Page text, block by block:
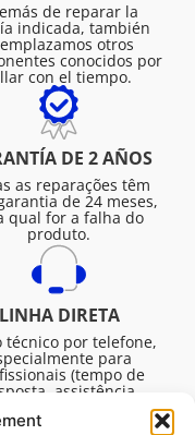
de reparar la
indicada, también
otros
conocidos por
con el tiempo.
DE 2 AÑOS
as reparações têm
de 24 meses,
qual for a falha do
produto.
LINHA DIRETA
técnico por telefone,
para
(tempo de
assistência
etc.). De segunda a
feira, das 08:30 às